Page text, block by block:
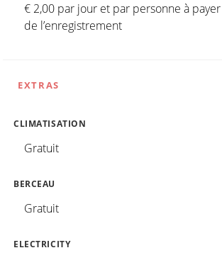
€ 2,00 par jour et par personne à
de l’enregistrement
EXTRAS
CLIMATISATION
Gratuit
BERCEAU
Gratuit
ELECTRICITY